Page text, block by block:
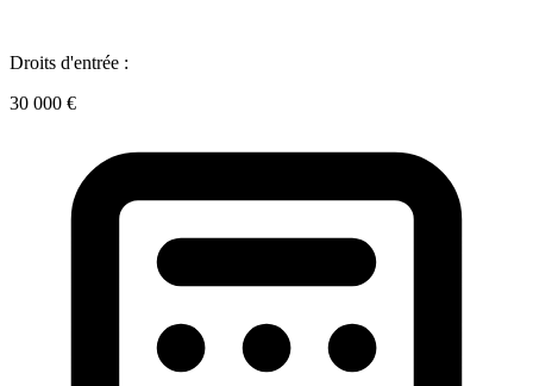
Droits d'entrée :
30 000 €